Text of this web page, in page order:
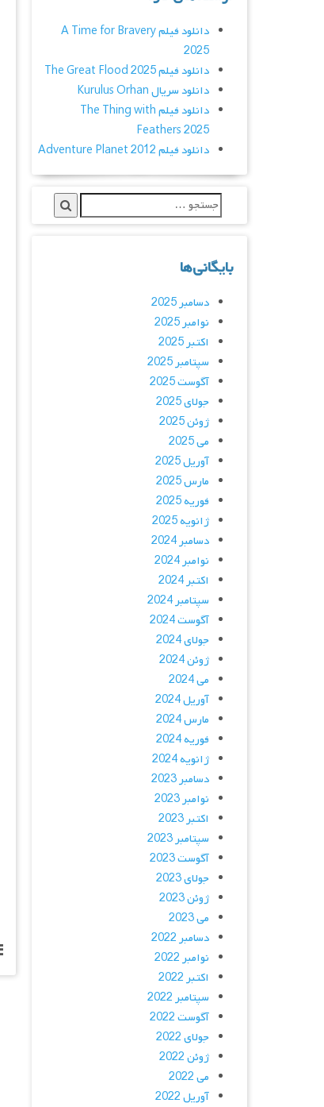
دانلود فیلم A Time for Bravery
2025
دانلود فیلم The Great Flood 2025
دانلود سریال Kurulus Orhan
دانلود فیلم The Thing with
Feathers 2025
دانلود فیلم Adventure Planet 2012
بایگانی‌ها
دسامبر 2025
نوامبر 2025
اکتبر 2025
سپتامبر 2025
آگوست 2025
جولای 2025
ژوئن 2025
می 2025
آوریل 2025
مارس 2025
فوریه 2025
ژانویه 2025
دسامبر 2024
نوامبر 2024
اکتبر 2024
سپتامبر 2024
آگوست 2024
جولای 2024
ژوئن 2024
می 2024
آوریل 2024
مارس 2024
فوریه 2024
ژانویه 2024
دسامبر 2023
نوامبر 2023
اکتبر 2023
سپتامبر 2023
آگوست 2023
جولای 2023
ژوئن 2023
می 2023
دسامبر 2022
نوامبر 2022
اکتبر 2022
سپتامبر 2022
آگوست 2022
جولای 2022
ژوئن 2022
می 2022
آوریل 2022